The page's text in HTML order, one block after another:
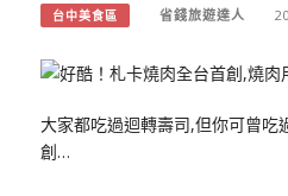
台中美食區 省錢旅遊達人
大家都吃過迴轉壽司,但你可曾吃
創…